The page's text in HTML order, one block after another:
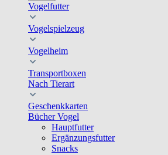
Vogelfutter
Vogelspielzeug
Vogelheim
Transportboxen
Nach Tierart
Geschenkkarten
Bücher Vogel
Hauptfutter
Ergänzungsfutter
Snacks